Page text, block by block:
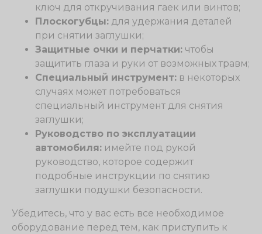
ключ для откручивания гаек или винтов;
Плоскогубцы: для удержания деталей
при снятии заглушки;
Защитные очки и перчатки: чтобы
защитить глаза и руки от возможных травм;
Специальный инструмент: в некоторых
случаях может потребоваться
специальный инструмент для снятия
заглушки;
Руководство по эксплуатации
автомобиля: имейте под рукой
руководство, которое содержит
подробные инструкции по снятию
заглушки подушки безопасности.
Убедитесь, что у вас есть все необходимое
оборудование перед тем, как приступить к